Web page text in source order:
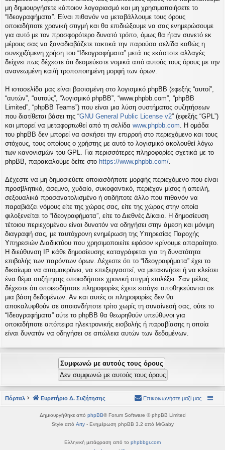
εις
μη δημιουργήσετε κάποιον λογαριασμό και μη χρησιμοποιήσετε το
“Ιδεογραφήματα”. Είναι πιθανόν να μεταβάλλουμε τους όρους
οποιαδήποτε χρονική στιγμή και θα επιδιώξουμε να σας ενημερώσουμε
για αυτό με τον προσφορότερο δυνατό τρόπο, όμως θα ήταν συνετό εκ
μέρους σας να ξαναδιαβάζετε τακτικά την παρούσα σελίδα καθώς η
συνεχιζόμενη χρήση του “Ιδεογραφήματα” μετά τις εκάστοτε αλλαγές
δείχνει πως δέχεστε ότι δεσμεύεστε νομικά από αυτούς τους όρους με την
ανανεωμένη και/ή τροποποιημένη μορφή των όρων.
Η ιστοσελίδα μας είναι βασισμένη στο λογισμικό phpBB (εφεξής “αυτοί”,
“αυτών”, “αυτούς”, “λογισμικό phpBB”, “www.phpbb.com”, “phpBB
Limited”, “phpBB Teams”) που είναι μια λύση συστήματος συζητήσεων
που διατίθεται βάσει της “GNU General Public License v2” (εφεξής “GPL”)
και μπορεί να μεταφορτωθεί από τη σελίδα www.phpbb.com . Η ομάδα
του phpBB δεν μπορεί να ασκήσει την επιρροή στο περιεχόμενο και τους
στόχους, τους οποίους ο χρήστης με αυτό το λογισμικό ακολουθεί λόγω
των κανονισμών του GPL. Για περισσότερες πληροφορίες σχετικά με το
phpBB, παρακαλούμε δείτε στο https://www.phpbb.com/
Δέχεστε να μη δημοσιεύετε οποιασδήποτε μορφής περιεχόμενο που είναι
προσβλητικό, άσεμνο, χυδαίο, συκοφαντικό, περιέχον μίσος ή απειλή,
σεξουαλικά προσανατολισμένο ή οτιδήποτε άλλο που πιθανόν να
παραβιάζει νόμους είτε της χώρας σας, είτε της χώρας στην οποία
φιλοξενείται το “Ιδεογραφήματα”, είτε το Διεθνές Δίκαιο. Η δημοσίευση
τέτοιου περιεχομένου είναι δυνατόν να οδηγήσει στην άμεση και μόνιμη
διαγραφή σας, με ταυτόχρονη ενημέρωση της Υπηρεσίας Παροχής
Υπηρεσιών Διαδικτύου που χρησιμοποιείτε εφόσον κρίνουμε απαραίτητο.
Η διεύθυνση IP κάθε δημοσίευσης καταγράφεται για τη δυνατότητα
επιβολής των παρόντων όρων. Δέχεστε ότι το “Ιδεογραφήματα” έχει το
δικαίωμα να απομακρύνει, να επεξεργαστεί, να μετακινήσει ή να κλείσει
ένα θέμα συζήτησης οποιαδήποτε χρονική στιγμή επιλέξει. Σαν μέλος
δέχεστε ότι οποιεσδήποτε πληροφορίες έχετε εισάγει αποθηκεύονται σε
μια βάση δεδομένων. Αν και αυτές οι πληροφορίες δεν θα
αποκαλυφθούν σε οποιονδήποτε τρίτο χωρίς τη συναίνεσή σας, ούτε το
“Ιδεογραφήματα” ούτε το phpBB θα θεωρηθούν υπεύθυνοι για
οποιαδήποτε απόπειρα ηλεκτρονικής εισβολής ή παραβίασης η οποία
είναι δυνατόν να οδηγήσει σε απώλεια αυτών των δεδομένων.
Πόρταλ Ευρετήριο Δ. Συζήτησης Επικοινωνήστε μαζί μας
Δημιουργήθηκε από phpBB® Forum Software © phpBB Limited
Style από Arty- Ενημέρωση phpBB 3.2 από MrGaby
Ελληνική μετάφραση από το phpbbgr.com